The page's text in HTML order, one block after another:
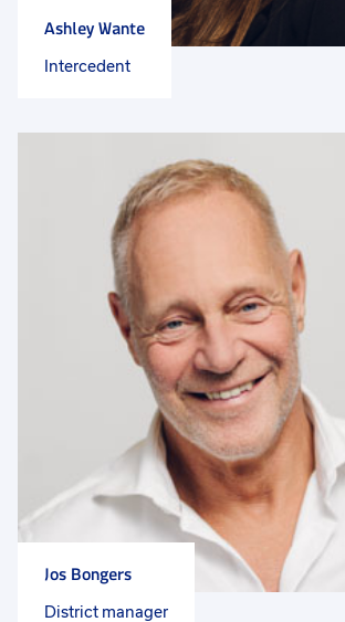
Ashley Wante
Intercedent
Jos Bongers
District manager